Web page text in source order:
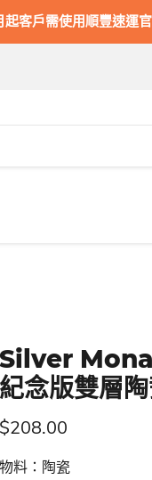
客戶需使用順豐速運
Silver
紀念版雙層
現價
$208.00
物料：陶瓷